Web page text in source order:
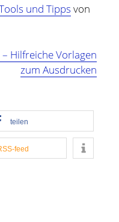
und Tipps von
Hilfreiche Vorlagen
zum Ausdrucken
teilen
feed